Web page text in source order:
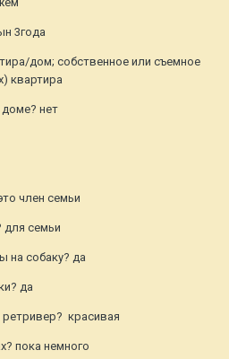
3года
дом; собственное или съемное
квартира
нет
член семьи
для семьи
на собаку? да
да
красивая
пока немного